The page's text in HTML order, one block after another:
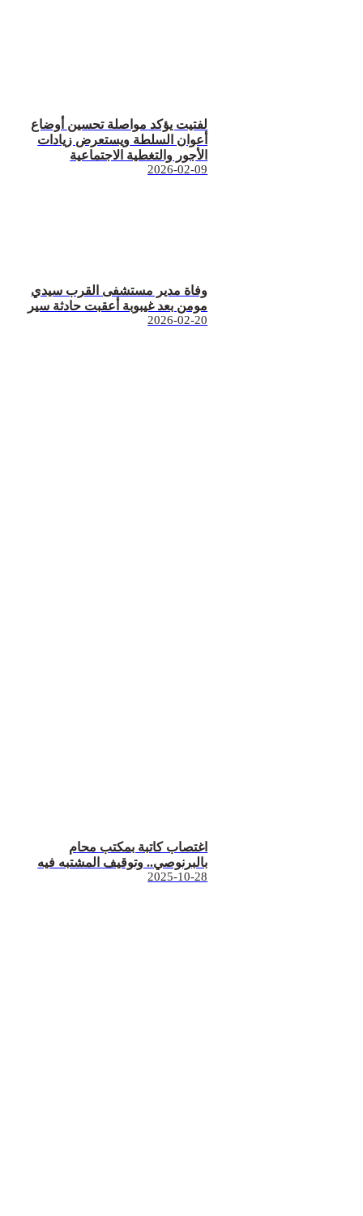
لفتيت يؤكد مواصلة تحسين أوضاع
أعوان السلطة ويستعرض زيادات
الأجور والتغطية الاجتماعية
2026-02-09
وفاة مدير مستشفى القرب سيدي
مومن بعد غيبوبة أعقبت حادثة سير
2026-02-20
اغتصاب كاتبة بمكتب محام
بالبرنوصي.. وتوقيف المشتبه فيه
2025-10-28